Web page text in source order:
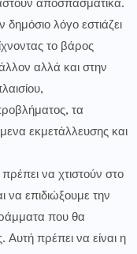
αποσπασματικά.
λόγο εστιάζει
το βάρος
αλλά και στην
τα
εκμετάλλευσης και
να χτιστούν στο
να επιδιώξουμε την
που θα
Αυτή πρέπει να είναι η